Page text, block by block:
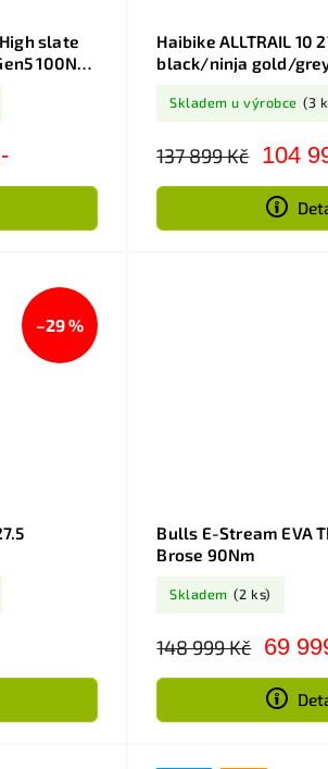
High slate
100Nm
Haibike ALLTRAIL 10
black/ninja gold/
Skladem u výrobce (3
137 899 Kč 104
–29 %
Bulls E-Stream EVA
Brose 90Nm
Skladem (2 ks)
148 999 Kč 69